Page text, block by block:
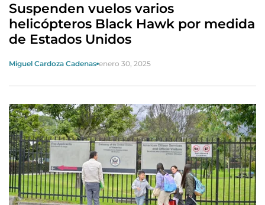
Suspenden vuelos varios
helicópteros Black Hawk por medida
de Estados Unidos
Miguel Cardoza Cadenas enero 30, 2025